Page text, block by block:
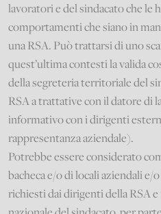
lavoratori e del sindacato che le
comportamenti che siano in
una RSA. Può trattarsi di uno
quest’ultima contesti la valida
della segreteria territoriale del
RSA a trattative con il datore di
informativo con i dirigenti
rappresentanza aziendale).
Potrebbe essere considerato
bacheca e/o di locali aziendali
richiesti dai dirigenti della RSA